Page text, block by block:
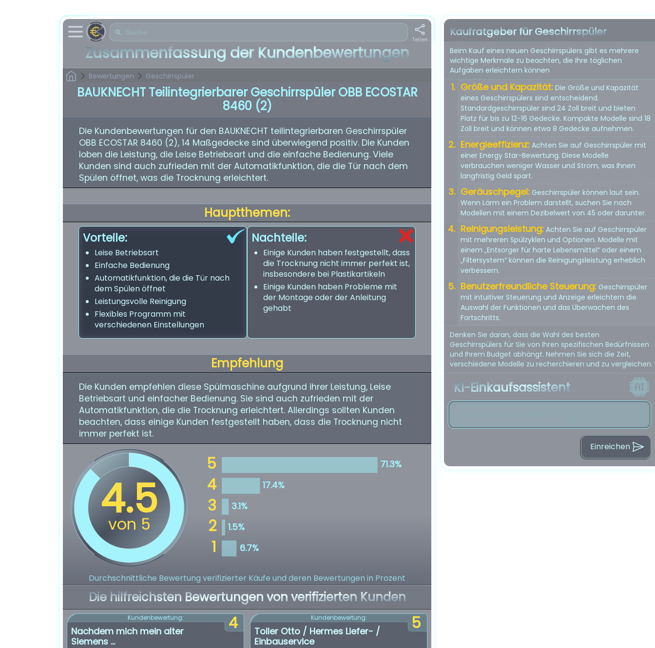
Teilen
Zusammenfassung der Kundenbewertungen
Bewertungen Geschirrspüler
BAUKNECHT Teilintegrierbarer Geschirrspüler OBB ECOSTAR
8460 (2)
Die Kundenbewertungen für den BAUKNECHT teilintegrierbaren Geschirrspüler
OBB ECOSTAR 8460 (2), 14 Maßgedecke sind überwiegend positiv. Die Kunden
loben die Leistung, die Leise Betriebsart und die einfache Bedienung. Viele
Kunden sind auch zufrieden mit der Automatikfunktion, die die Tür nach dem
Spülen öffnet, was die Trocknung erleichtert.
Hauptthemen:
Vorteile:
Leise Betriebsart
Einfache Bedienung
Automatikfunktion, die die Tür nach
dem Spülen öffnet
Leistungsvolle Reinigung
Flexibles Programm mit
verschiedenen Einstellungen
Nachteile:
Einige Kunden haben festgestellt, dass
die Trocknung nicht immer perfekt ist,
insbesondere bei Plastikartikeln
Einige Kunden haben Probleme mit
der Montage oder der Anleitung
gehabt
Empfehlung
Die Kunden empfehlen diese Spülmaschine aufgrund ihrer Leistung, Leise
Betriebsart und einfacher Bedienung. Sie sind auch zufrieden mit der
Automatikfunktion, die die Trocknung erleichtert. Allerdings sollten Kunden
beachten, dass einige Kunden festgestellt haben, dass die Trocknung nicht
immer perfekt ist.
Durchschnittliche Bewertung verifizierter Käufe und deren Bewertungen in Prozent
Die hilfreichsten Bewertungen von verifizierten Kunden
4
Kundenbewertung:
Nachdem mich mein alter
Siemens ...
5
Kundenbewertung:
Toller Otto / Hermes Liefer- /
Einbauservice
Kaufratgeber für Geschirrspüler
Beim Kauf eines neuen Geschirrspülers gibt es mehrere
wichtige Merkmale zu beachten, die Ihre täglichen
Aufgaben erleichtern können
Größe und Kapazität: Die Größe und Kapazität
eines Geschirrspülers sind entscheidend.
Standardgeschirrspüler sind 24 Zoll breit und bieten
Platz für bis zu 12-16 Gedecke. Kompakte Modelle sind 18
Zoll breit und können etwa 8 Gedecke aufnehmen.
Energieeffizienz: Achten Sie auf Geschirrspüler mit
einer Energy Star-Bewertung. Diese Modelle
verbrauchen weniger Wasser und Strom, was Ihnen
langfristig Geld spart.
Geräuschpegel: Geschirrspüler können laut sein.
Wenn Lärm ein Problem darstellt, suchen Sie nach
Modellen mit einem Dezibelwert von 45 oder darunter.
Reinigungsleistung: Achten Sie auf Geschirrspüler
mit mehreren Spülzyklen und Optionen. Modelle mit
einem „Entsorger für harte Lebensmittel“ oder einem
„Filtersystem“ können die Reinigungsleistung erheblich
verbessern.
Benutzerfreundliche Steuerung: Geschirrspüler
mit intuitiver Steuerung und Anzeige erleichtern die
Auswahl der Funktionen und das Überwachen des
Fortschritts.
Denken Sie daran, dass die Wahl des besten
Geschirrspülers für Sie von Ihren spezifischen Bedürfnissen
und Ihrem Budget abhängt. Nehmen Sie sich die Zeit,
verschiedene Modelle zu recherchieren und zu vergleichen.
KI-Einkaufsassistent
Einreichen